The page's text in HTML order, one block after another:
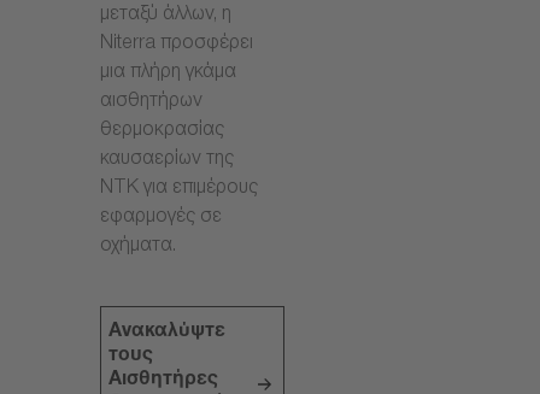
μεταξύ άλλων, η
Niterra προσφέρει
μια πλήρη γκάμα
αισθητήρων
θερμοκρασίας
καυσαερίων της
NTK για επιμέρους
εφαρμογές σε
οχήματα.
Ανακαλύψτε
τους
Αισθητήρες